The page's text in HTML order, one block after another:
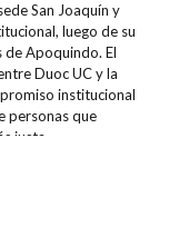
San Joaquín y
luego de su
de Apoquindo. El
Duoc UC y la
institucional
personas que
justa.